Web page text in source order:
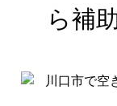
ら補